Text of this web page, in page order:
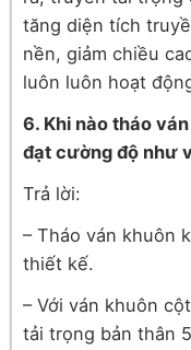
tăng diện tích
nền, giảm chiều
luôn luôn hoạt
6. Khi nào tháo
đạt cường độ như
Trả lời:
– Tháo ván khuôn
thiết kế.
– Với ván khuôn
tải trọng bản thân